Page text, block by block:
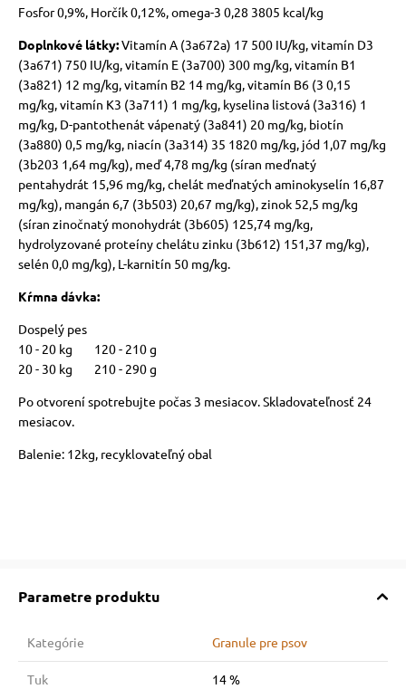
Fosfor 0,9%, Horčík 0,12%, omega-3 0,28 3805 kcal/kg
Doplnkové látky:Vitamín A (3a672a) 17 500 IU/kg, vitamín D3
(3a671) 750 IU/kg, vitamín E (3a700) 300 mg/kg, vitamín B1
(3a821) 12 mg/kg, vitamín B2 14 mg/kg, vitamín B6 (3 0,15
mg/kg, vitamín K3 (3a711) 1 mg/kg, kyselina listová (3a316) 1
mg/kg, D-pantothenát vápenatý (3a841) 20 mg/kg, biotín
(3a880) 0,5 mg/kg, niacín (3a314) 35 1820 mg/kg, jód 1,07 mg/kg
(3b203 1,64 mg/kg), meď 4,78 mg/kg (síran meďnatý
pentahydrát 15,96 mg/kg, chelát meďnatých aminokyselín 16,87
mg/kg), mangán 6,7 (3b503) 20,67 mg/kg), zinok 52,5 mg/kg
(síran zinočnatý monohydrát (3b605) 125,74 mg/kg,
hydrolyzované proteíny chelátu zinku (3b612) 151,37 mg/kg),
selén 0,0 mg/kg), L-karnitín 50 mg/kg.
Kŕmna dávka:
Dospelý pes
10 - 20 kg 120 - 210 g
20 - 30 kg 210 - 290 g
Po otvorení spotrebujte počas 3 mesiacov. Skladovateľnosť 24
mesiacov.
Balenie: 12kg, recyklovateľný obal
Parametre produktu
Kategórie Granule pre psov
Tuk 14 %